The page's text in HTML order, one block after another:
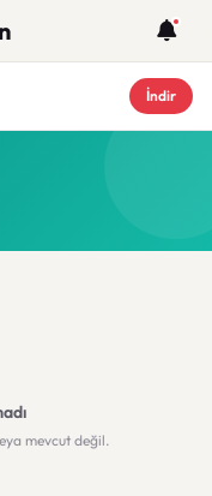
İndir
mevcut değil.